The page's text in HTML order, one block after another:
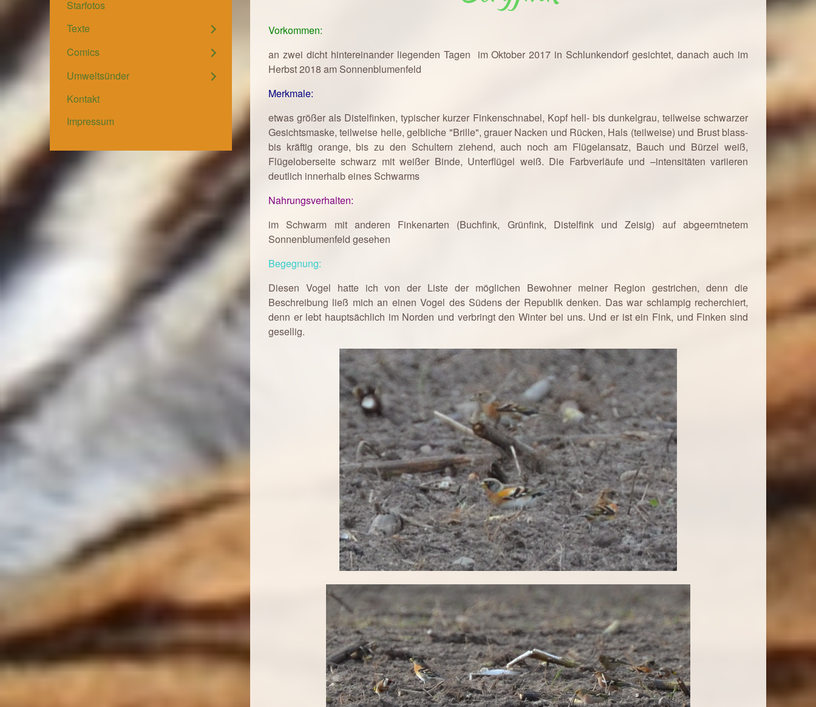
Starfotos
Texte
Comics
Umweltsünder
Kontakt
Impressum
Vorkommen:
an zwei dicht hintereinander liegenden Tagen im Oktober 2017 in Schlunkendorf gesichtet, danach auch im
Herbst 2018 am Sonnenblumenfeld
Merkmale:
etwas größer als Distelfinken, typischer kurzer Finkenschnabel, Kopf hell- bis dunkelgrau, teilweise schwarzer
Gesichtsmaske, teilweise helle, gelbliche "Brille", grauer Nacken und Rücken, Hals (teilweise) und Brust blass-
bis kräftig orange, bis zu den Schultern ziehend, auch noch am Flügelansatz, Bauch und Bürzel weiß,
Flügeloberseite schwarz mit weißer Binde, Unterflügel weiß. Die Farbverläufe und –intensitäten variieren
deutlich innerhalb eines Schwarms
Nahrungsverhalten:
im Schwarm mit anderen Finkenarten (Buchfink, Grünfink, Distelfink und Zeisig) auf abgeerntnetem
Sonnenblumenfeld gesehen
Begegnung:
Diesen Vogel hatte ich von der Liste der möglichen Bewohner meiner Region gestrichen, denn die
Beschreibung ließ mich an einen Vogel des Südens der Republik denken. Das war schlampig recherchiert,
denn er lebt hauptsächlich im Norden und verbringt den Winter bei uns. Und er ist ein Fink, und Finken sind
gesellig.